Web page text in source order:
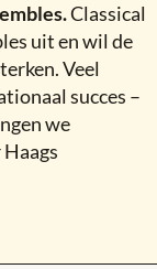
Classical
uit en wil de
Veel
succes –
we